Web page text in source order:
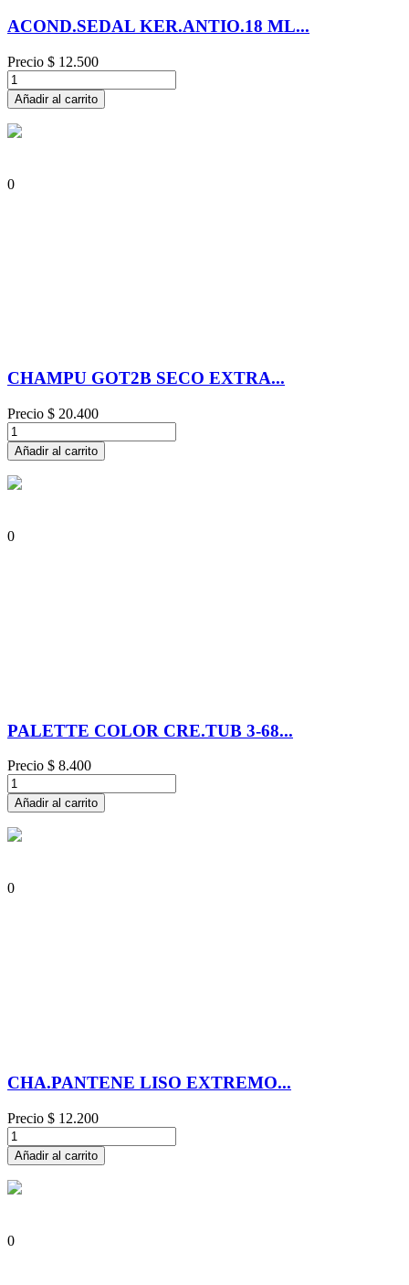
ACOND.SEDAL KER.ANTIO.18 ML...
Precio $ 12.500
Añadir al carrito
0
CHAMPU GOT2B SECO EXTRA...
Precio $ 20.400
Añadir al carrito
0
PALETTE COLOR CRE.TUB 3-68...
Precio $ 8.400
Añadir al carrito
0
CHA.PANTENE LISO EXTREMO...
Precio $ 12.200
Añadir al carrito
0